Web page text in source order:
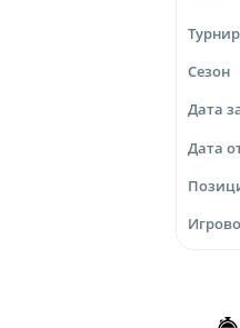
Турнир
Сезон
Дата
Дата